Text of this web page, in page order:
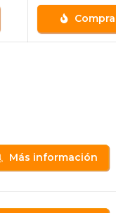
Más información